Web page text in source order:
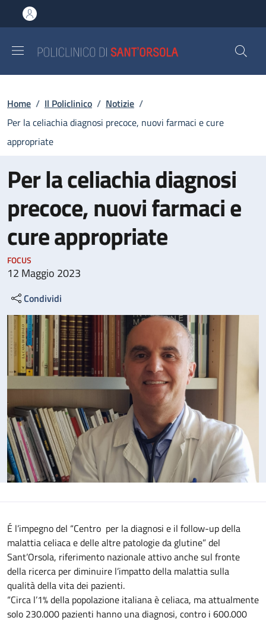
al contenuto principale
to footer content
Briciole di pane
Home / Il Policlinico / Notizie /
Per la celiachia diagnosi precoce, nuovi farmaci e cure
appropriate
Per la celiachia diagnosi
precoce, nuovi farmaci e
cure appropriate
FOCUS
12 Maggio 2023
Condividi
É l’impegno del “Centro per la diagnosi e il follow-up della
malattia celiaca e delle altre patologie da glutine” del
Sant’Orsola, riferimento nazionale attivo anche sul fronte
della ricerca per diminuire l’impatto della malattia sulla
qualità della vita dei pazienti.
“Circa l’1% della popolazione italiana è celiaca, ma attualmente
solo 230.000 pazienti hanno una diagnosi, contro i 600.000